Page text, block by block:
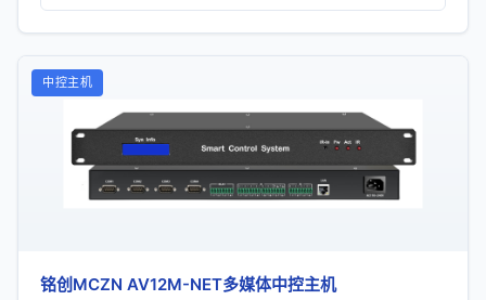
中控主机
铭创MCZN AV12M-NET多媒体中控主机